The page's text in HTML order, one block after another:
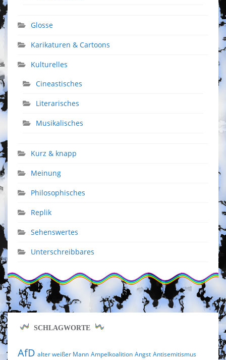
Glosse
Karikaturen & Cartoons
Kulturelles
Cineastisches
Literarisches
Musikalisches
Kurz & knapp
Meinung
Philosophisches
Replik
Sehenswertes
Unterschreibbares
SCHLAGWORTE
AfD alter weißer Mann Ampelkoalition Angst Antisemitismus